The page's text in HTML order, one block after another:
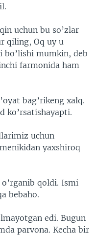
uchun bu so’zlar
qiling, Oq uy u
bo’lishi mumkin, deb
farmonida ham
bag’rikeng xalq.
ko’rsatishayapti.
uchun
yaxshiroq
o’rganib qoldi. Ismi
bebaho.
edi. Bugun
parvona. Kecha bir